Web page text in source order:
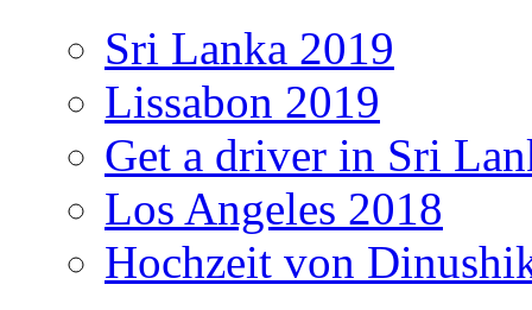
Sri Lanka 2019
Lissabon 2019
Get a driver in Sri
Los Angeles 2018
Hochzeit von